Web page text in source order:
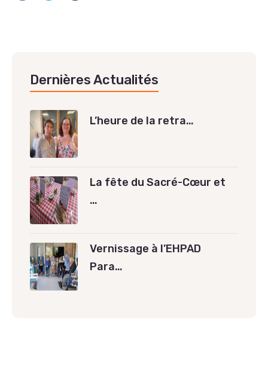
Dernières Actualités
L’heure de la retra…
La fête du Sacré-Cœur et
…
Vernissage à l’EHPAD
Para…